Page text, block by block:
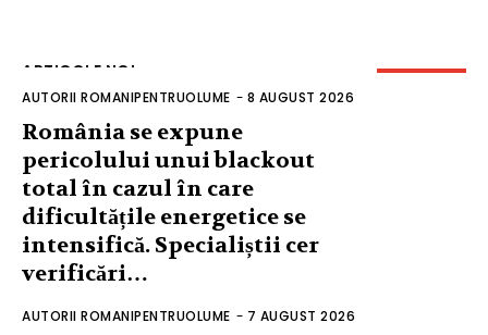
ARTICOLE NOI
AUTORII ROMANIPENTRUOLUME - 8 AUGUST 2026
România se expune
pericolului unui blackout
total în cazul în care
dificultățile energetice se
intensifică. Specialiștii cer
verificări…
AUTORII ROMANIPENTRUOLUME - 7 AUGUST 2026